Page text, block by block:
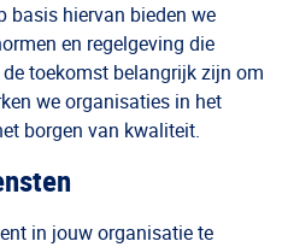
basis hiervan bieden we
en regelgeving die
toekomst belangrijk zijn om
we organisaties in het
borgen van kwaliteit.
in jouw organisatie te